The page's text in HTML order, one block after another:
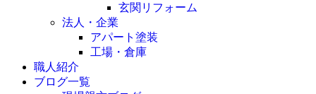
玄関リフォーム
法人・企業
アパート塗装
工場・倉庫
職人紹介
ブログ一覧